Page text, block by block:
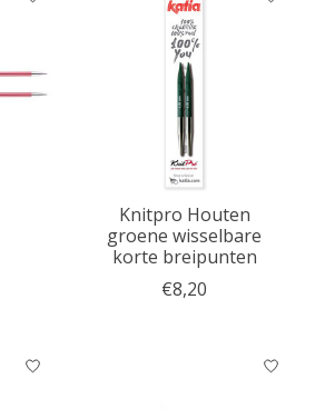
Knitpro Houten
groene wisselbare
korte breipunten
€8,20